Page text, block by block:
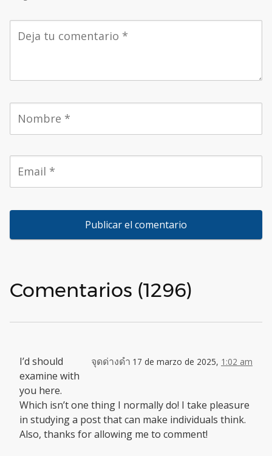
Comentarios (1296)
จุดด่างดำ 17 de marzo de 2025, 1:02 am
I’d should
examine with
you here.
Which isn’t one thing I normally do! I take pleasure
in studying a post that can make individuals think.
Also, thanks for allowing me to comment!